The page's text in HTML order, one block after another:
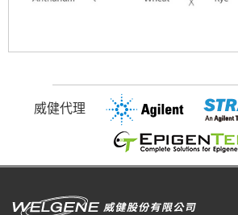
威健代理